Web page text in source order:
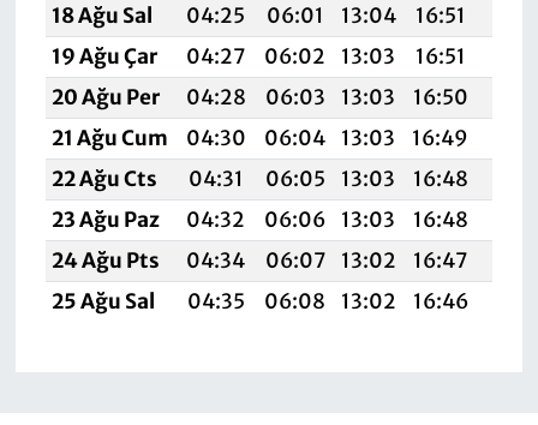
18 Ağu Sal
04:25 06:01 13:04 16:51
19 Ağu Çar
04:27 06:02 13:03 16:51
20 Ağu Per
04:28 06:03 13:03 16:50
21 Ağu Cum
04:30 06:04 13:03 16:49
22 Ağu Cts
04:31 06:05 13:03 16:48
23 Ağu Paz
04:32 06:06 13:03 16:48
24 Ağu Pts
04:34 06:07 13:02 16:47
25 Ağu Sal
04:35 06:08 13:02 16:46